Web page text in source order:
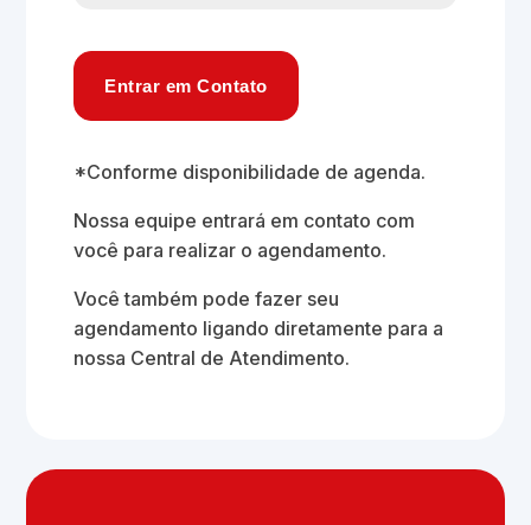
Entrar em Contato
*Conforme disponibilidade de agenda.
Nossa equipe entrará em contato com
você para realizar o agendamento.
Você também pode fazer seu
agendamento ligando diretamente para a
nossa Central de Atendimento.